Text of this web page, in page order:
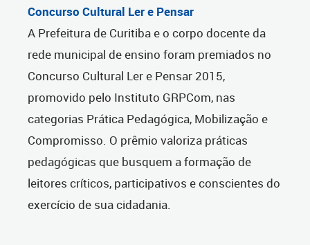
Concurso Cultural Ler e Pensar
A Prefeitura de Curitiba e o corpo docente da
rede municipal de ensino foram premiados no
Concurso Cultural Ler e Pensar 2015,
promovido pelo Instituto GRPCom, nas
categorias Prática Pedagógica, Mobilização e
Compromisso. O prêmio valoriza práticas
pedagógicas que busquem a formação de
leitores críticos, participativos e conscientes do
exercício de sua cidadania.